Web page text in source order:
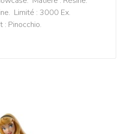
Limité : 3000 Ex.
: Pinocchio.